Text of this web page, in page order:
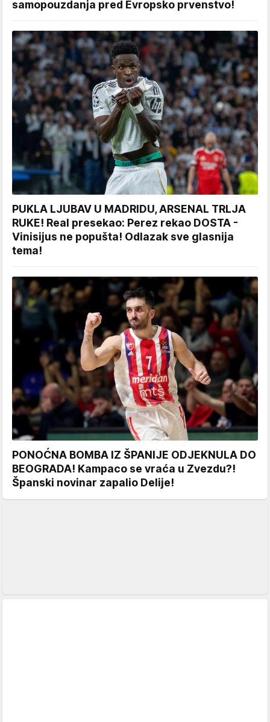
samopouzdanja pred Evropsko prvenstvo!
PUKLA LJUBAV U MADRIDU, ARSENAL TRLJA
RUKE! Real presekao: Perez rekao DOSTA -
Vinisijus ne popušta! Odlazak sve glasnija
tema!
PONOĆNA BOMBA IZ ŠPANIJE ODJEKNULA DO
BEOGRADA! Kampaco se vraća u Zvezdu?!
Španski novinar zapalio Delije!